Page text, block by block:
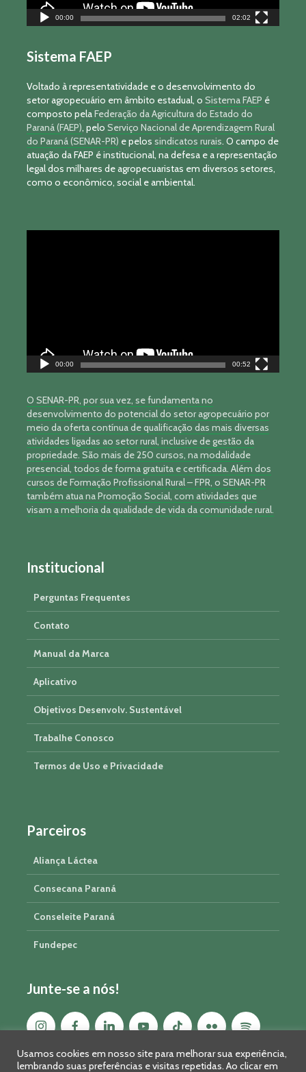
00:00 02:02
Sistema FAEP
Voltado à representatividade e o desenvolvimento do
setor agropecuário em âmbito estadual, o Sistema FAEP é
composto pelaFederação da Agricultura do Estado do
Paraná (FAEP), pelo Serviço Nacional de Aprendizagem Rural
do Paraná (SENAR-PR) e pelos sindicatos rurais. O campo de
atuação da FAEP é institucional, na defesa e a representação
legal dos milhares de agropecuaristas em diversos setores,
como o econômico, social e ambiental.
00:00 00:52
O SENAR-PR, por sua vez, se fundamenta no
desenvolvimento do potencial do setor agropecuário por
meio da oferta contínua de qualificação das mais diversas
atividades ligadas ao setor rural, inclusive de gestão da
propriedade. São mais de 250 cursos, na modalidade
presencial, todos de forma gratuita e certificada. Além dos
cursos de Formação Profissional Rural – FPR, o SENAR-PR
também atua na Promoção Social, com atividades que
visam a melhoria da qualidade de vida da comunidade rural.
Institucional
Perguntas Frequentes
Contato
Manual da Marca
Aplicativo
Objetivos Desenvolv. Sustentável
Trabalhe Conosco
Termos de Uso e Privacidade
Parceiros
Aliança Láctea
Consecana Paraná
Conseleite Paraná
Fundepec
Junte-se a nós!
Usamos cookies em nosso site para melhorar sua experiência,
lembrando suas preferências e visitas repetidas. Ao clicar em